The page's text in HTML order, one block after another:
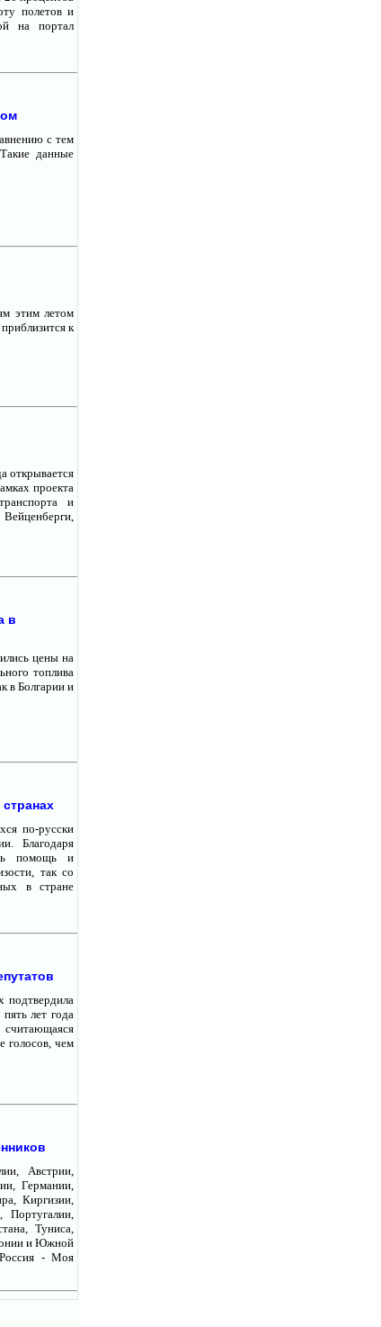
полетов и
на портал
с тем
данные
этим летом
к
открывается
проекта
и
в
цены на
топлива
в Болгарии и
по-русски
Благодаря
помощь и
так со
в стране
подтвердила
лет года
голосов, чем
Австрии,
Германии,
Киргизии,
Туниса,
и Южной
- Моя